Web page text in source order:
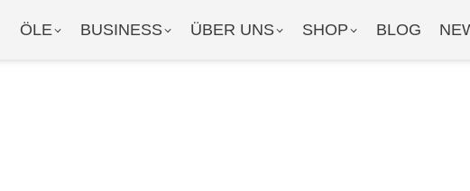
ÖLE BUSINESS ÜBER UNS SHOP BLOG